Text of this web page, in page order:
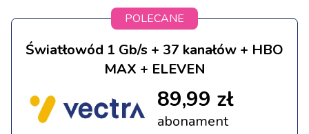
POLECANE
Światłowód 1 Gb/s + 37 kanałów + HBO
MAX + ELEVEN
89,99 zł
abonament